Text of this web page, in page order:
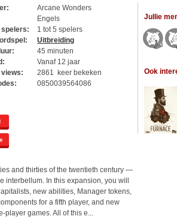
Arcane Wonders
Engels
1 tot 5 spelers
Uitbreiding
45 minuten
Vanaf 12 jaar
2861 keer bekeken
0850039564086
and thirties of the twentieth century —
interbellum. In this expansion, you will
new abilities, Manager tokens,
for a fifth player, and new
player games. All of this e...
Jullie
Ook